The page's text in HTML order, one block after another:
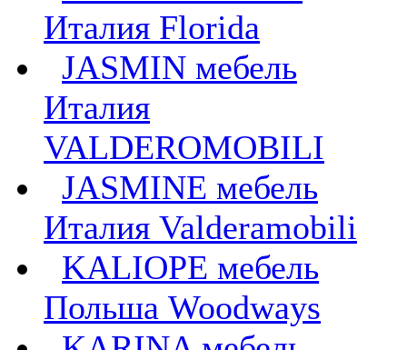
Италия Florida
JASMIN мебель
Италия
VALDEROMOBILI
JASMINE мебель
Италия Valderamobili
KALIOPE мебель
Польша Woodways